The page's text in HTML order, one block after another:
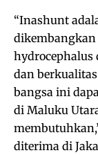
“Inashunt
hydrocephalus
dan
bangsa ini
di Maluku
diterima di